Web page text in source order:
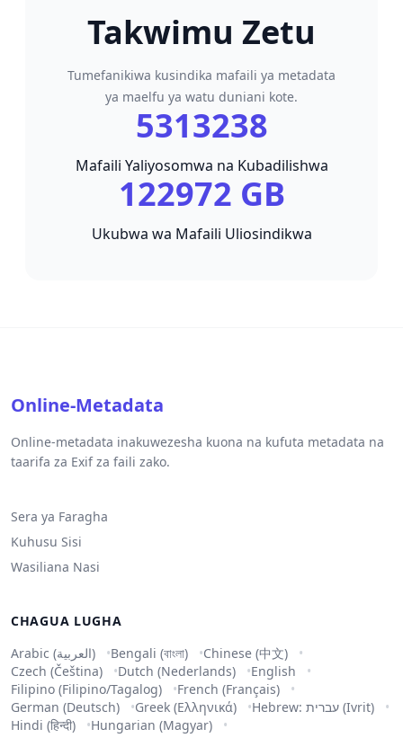
Takwimu Zetu
Tumefanikiwa kusindika mafaili ya metadata
ya maelfu ya watu duniani kote.
5313238
Mafaili Yaliyosomwa na Kubadilishwa
122972 GB
Ukubwa wa Mafaili Uliosindikwa
Online-Metadata
Online-metadata inakuwezesha kuona na kufuta metadata na
taarifa za Exif za faili zako.
Sera ya Faragha
Kuhusu Sisi
Wasiliana Nasi
CHAGUA LUGHA
Arabic (العربية)
Bengali (বাংলা)
Chinese (中文)
Czech (Čeština)
Dutch (Nederlands)
English
Filipino (Filipino/Tagalog)
French (Français)
German (Deutsch)
Greek (Ελληνικά)
Hebrew: עברית (Ivrit)
Hindi (हिन्दी)
Hungarian (Magyar)